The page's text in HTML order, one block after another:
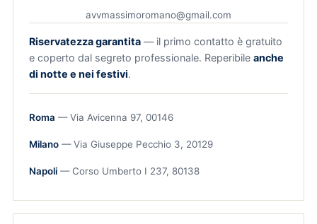
avvmassimoromano@gmail.com
Riservatezza garantita — il primo contatto è gratuito
e coperto dal segreto professionale. Reperibile anche
di notte e nei festivi.
Roma — Via Avicenna 97, 00146
Milano — Via Giuseppe Pecchio 3, 20129
Napoli — Corso Umberto I 237, 80138